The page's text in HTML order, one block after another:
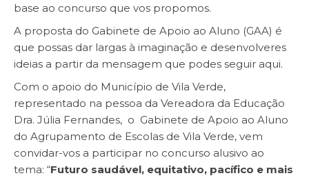
base ao concurso que vos propomos.
A proposta do Gabinete de Apoio ao Aluno (GAA) é
que possas dar largas à imaginação e desenvolveres
ideias a partir da mensagem que podes seguir aqui.
Com o apoio do Município de Vila Verde,
representado na pessoa da Vereadora da Educação
Dra. Júlia Fernandes, o Gabinete de Apoio ao Aluno
do Agrupamento de Escolas de Vila Verde, vem
convidar-vos a participar no concurso alusivo ao
tema: “Futuro saudável, equitativo, pacífico e mais